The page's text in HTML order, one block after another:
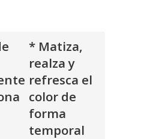
* Matiza,
realza y
refresca el
color de
forma
temporal